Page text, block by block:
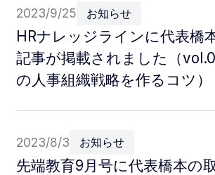
2023/9/25 お知らせ
HRナレッジラインに代表橋
記事が掲載されました（
の人事組織戦略を作るコツ）
2023/8/3 お知らせ
先端教育9月号に代表橋本の